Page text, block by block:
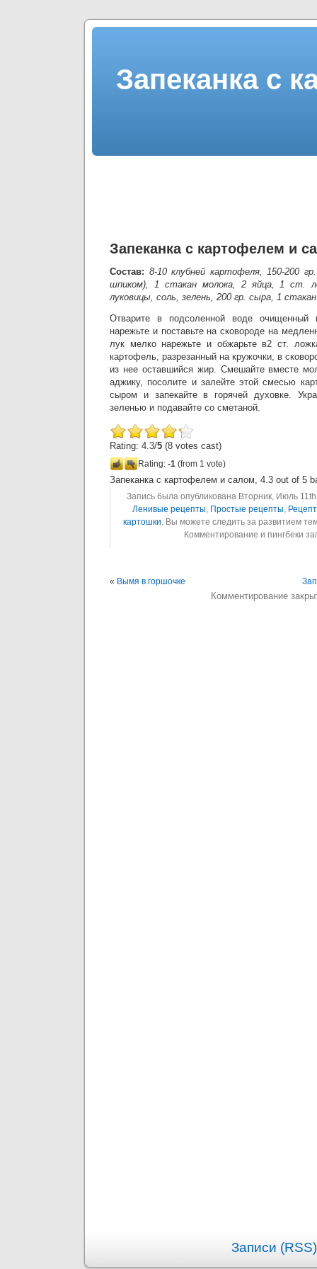
Запеканка с
Запеканка с картофелем и
Состав: 8-10 клубней картофеля, 150-200
шпиком), 1 стакан молока, 2 яйца, 1 ст.
луковицы, соль, зелень, 200 гр. сыра, 1
Отварите в подсоленной воде очищенный
нарежьте и поставьте на сковороде на
лук мелко нарежьте и обжарьте в2 ст.
картофель, разрезанный на кружочки, в
из нее оставшийся жир. Смешайте вместе
аджику, посолите и залейте этой смесью
сыром и запекайте в горячей духовке.
зеленью и подавайте со сметаной.
Rating: 4.3/5 (8 votes cast)
Rating: -1 (from 1 vote)
Запеканка с картофелем и салом, 4.3 out of 5
Запись была опубликована Вторник, Июль
Ленивые рецепты, Простые рецепты,
картошки. Вы можете следить за развитием
Комментирование и пингбеки
« Вымя в горшочке
Комментирование
Записи (RSS)